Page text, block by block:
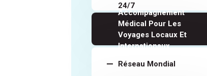
24/7
Accompagnement
Médical Pour Les
Voyages Locaux Et
Internationaux
Réseau Mondial